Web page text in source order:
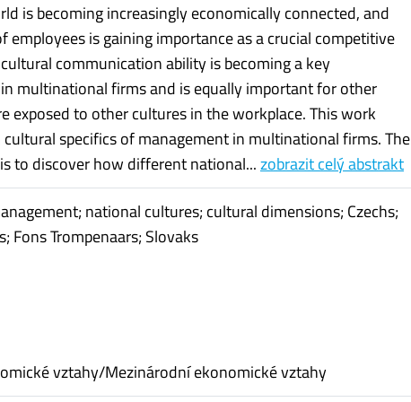
is becoming increasingly economically connected, and
employees is gaining importance as a crucial competitive
communication ability is becoming a key
multinational firms and is equally important for other
exposed to other cultures in the workplace. This work
specifics of management in multinational firms. The
to discover how different national...zobrazit celý abstrakt
national cultures; cultural dimensions; Czechs;
Fons Trompenaars; Slovaks
vztahy/Mezinárodní ekonomické vztahy